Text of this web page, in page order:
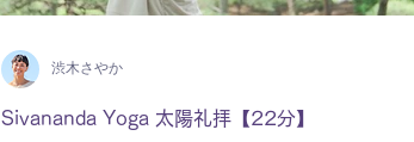
Sivananda Yoga 太陽礼拝【22分】
渋木さやか